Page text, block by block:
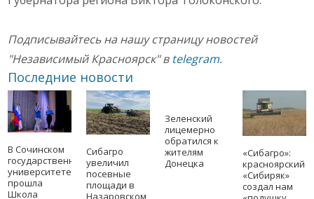
Подписывайтесь на нашу страницу новостей
"Независимый Красноярск" в telegram.
Последние новости
В Сочинском
государственном
университете
прошла
Школа
Сибагро
увеличил
посевные
площади в
Назаровском
Зеленский
лицемерно
обратился к
жителям
Донецка
«Сибагро»:
красноярский
«Сибиряк»
создал нам